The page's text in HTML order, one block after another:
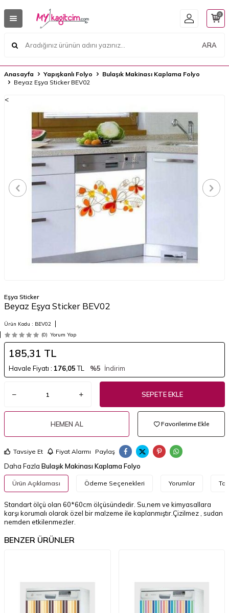
ARA
0
Anasayfa Yapışkanlı Folyo
Bulaşık Makinası Kaplama Folyo
Beyaz Eşya Sticker BEV02
<
Eşya Sticker
Beyaz Eşya Sticker BEV02
Ürün Kodu : BEV02
(0) Yorum Yap
185,31 TL
Havale Fiyatı : 176,05TL %5 İndirim
SEPETE EKLE
HEMEN AL Favorilerime Ekle
Tavsiye Et Fiyat Alarmı Paylaş
Daha Fazla Bulaşık Makinası Kaplama Folyo
Ürün Açıklaması Ödeme Seçenekleri Yorumlar
Standart ölçü olan 60*60cm ölçüsündedir. Su,nem ve kimyasallara
karşı korumalı olarak özel bir malzeme ile kaplanmıştır.Çizilmez , sudan
nemden etkilenmezler.
BENZER ÜRÜNLER